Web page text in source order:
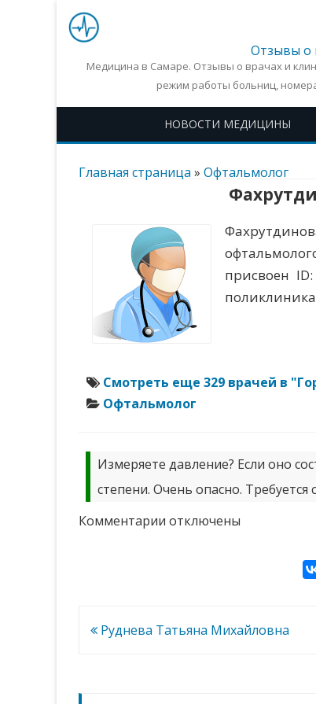
Отзывы о
Медицина в Самаре. Отзывы о врачах и
режим работы больниц,
НОВОСТИ МЕДИЦИНЫ
Главная страница » Офтальмолог
присвоен
Смотреть еще 329 врачей в
Офтальмолог
Измеряете давление? Если оно
степени. Очень опасно. Требуется
Комментарии котключены
Навигация
Руднева Татьяна Михайловна